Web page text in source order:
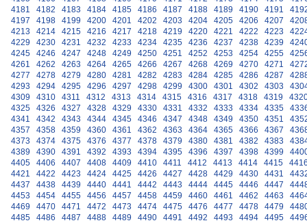
4181
4182 4183 4184 4185 4186 4187 4188 4189 4190 4191
4197
4198 4199 4200 4201 4202 4203 4204 4205 4206 4207
4213
4214 4215 4216 4217 4218 4219 4220 4221 4222 4223
4229
4230 4231 4232 4233 4234 4235 4236 4237 4238 4239
4245
4246 4247 4248 4249 4250 4251 4252 4253 4254 4255
4261
4262 4263 4264 4265 4266 4267 4268 4269 4270 4271
4277
4278 4279 4280 4281 4282 4283 4284 4285 4286 4287
4293
4294 4295 4296 4297 4298 4299 4300 4301 4302 4303
4309
4310 4311 4312 4313 4314 4315 4316 4317 4318 4319
4325
4326 4327 4328 4329 4330 4331 4332 4333 4334 4335
4341
4342 4343 4344 4345 4346 4347 4348 4349 4350 4351
4357
4358 4359 4360 4361 4362 4363 4364 4365 4366 4367
4373
4374 4375 4376 4377 4378 4379 4380 4381 4382 4383
4389
4390 4391 4392 4393 4394 4395 4396 4397 4398 4399
4405
4406 4407 4408 4409 4410 4411 4412 4413 4414 4415
4421
4422 4423 4424 4425 4426 4427 4428 4429 4430 4431
4437
4438 4439 4440 4441 4442 4443 4444 4445 4446 4447
4453
4454 4455 4456 4457 4458 4459 4460 4461 4462 4463
4469
4470 4471 4472 4473 4474 4475 4476 4477 4478 4479
4485
4486 4487 4488 4489 4490 4491 4492 4493 4494 4495